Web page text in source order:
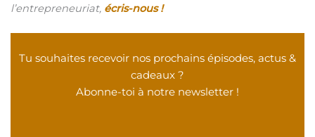
l’entrepreneuriat, écris-nous !
Tu souhaites recevoir nos prochains épisodes, actus &
cadeaux ?
Abonne-toi à notre newsletter !